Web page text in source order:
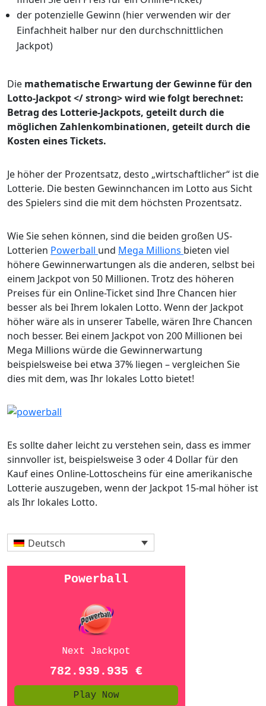
der potenzielle Gewinn (hier verwenden wir der
Einfachheit halber nur den durchschnittlichen
Jackpot)
Die mathematische Erwartung der Gewinne für den
Lotto-Jackpot </ strong> wird wie folgt berechnet:
Betrag des Lotterie-Jackpots, geteilt durch die
möglichen Zahlenkombinationen, geteilt durch die
Kosten eines Tickets.
Je höher der Prozentsatz, desto „wirtschaftlicher“ ist die
Lotterie. Die besten Gewinnchancen im Lotto aus Sicht
des Spielers sind die mit dem höchsten Prozentsatz.
Wie Sie sehen können, sind die beiden großen US-
Lotterien Powerball und Mega Millions bieten viel
höhere Gewinnerwartungen als die anderen, selbst bei
einem Jackpot von 50 Millionen. Trotz des höheren
Preises für ein Online-Ticket sind Ihre Chancen hier
besser als bei Ihrem lokalen Lotto. Wenn der Jackpot
höher wäre als in unserer Tabelle, wären Ihre Chancen
noch besser. Bei einem Jackpot von 200 Millionen bei
Mega Millions würde die Gewinnerwartung
beispielsweise bei etwa 37% liegen – vergleichen Sie
dies mit dem, was Ihr lokales Lotto bietet!
Es sollte daher leicht zu verstehen sein, dass es immer
sinnvoller ist, beispielsweise 3 oder 4 Dollar für den
Kauf eines Online-Lottoscheins für eine amerikanische
Lotterie auszugeben, wenn der Jackpot 15-mal höher ist
als Ihr lokales Lotto.
Deutsch